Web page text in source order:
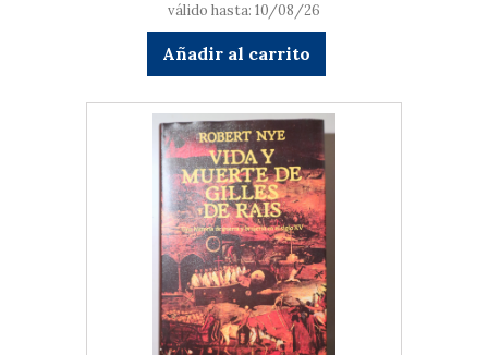
válido hasta: 10/08/26
Añadir al carrito